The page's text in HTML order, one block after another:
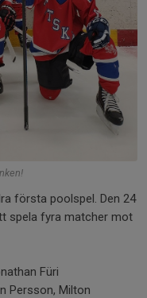
första poolspel. Den 24
spela fyra matcher mot
Füri
Persson, Milton